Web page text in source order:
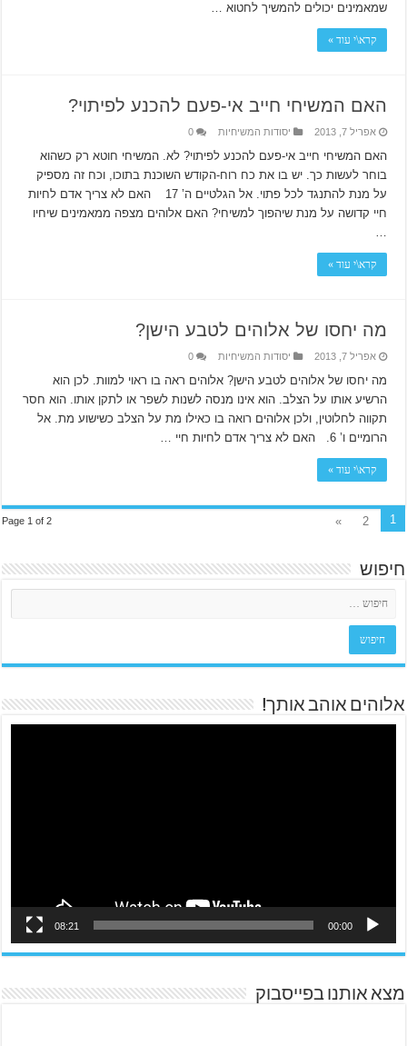
שמאמינים יכולים להמשיך לחטוא …
קרא\י עוד »
האם המשיחי חייב אי-פעם להכנע לפיתוי?
אפריל 7, 2013 יסודות המשיחיות 0
האם המשיחי חייב אי-פעם להכנע לפיתוי? לא. המשיחי חוטא רק כשהוא
בוחר לעשות כך. יש בו את כח רוח-הקודש השוכנת בתוכו, וכח זה מספיק
על מנת להתנגד לכל פתוי. אל הגלטיים ה’ 17 האם לא צריך אדם לחיות
חיי קדושה על מנת שיהפוך למשיחי? האם אלוהים מצפה ממאמינים שיחיו
…
קרא\י עוד »
מה יחסו של אלוהים לטבע הישן?
אפריל 7, 2013 יסודות המשיחיות 0
מה יחסו של אלוהים לטבע הישן? אלוהים ראה בו ראוי למוות. לכן הוא
הרשיע אותו על הצלב. הוא אינו מנסה לשנות לשפר או לתקן אותו. הוא חסר
תקווה לחלוטין, ולכן אלוהים רואה בו כאילו מת על הצלב כשישוע מת. אל
הרומיים ו’ 6. האם לא צריך אדם לחיות חיי …
קרא\י עוד »
Page 1 of 2 1
2
»
חיפוש
אלוהים אוהב אותך!
00:00
08:21
מצא אותנו בפייסבוק